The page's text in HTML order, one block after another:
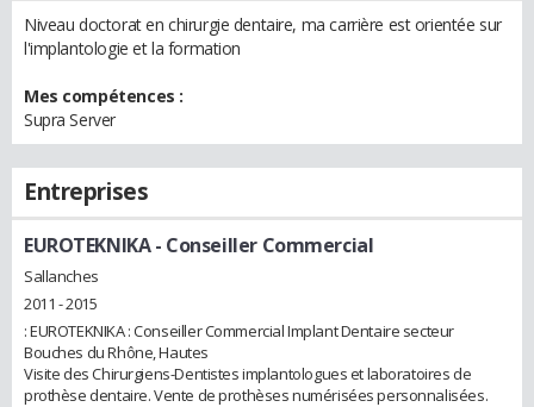
Niveau doctorat en chirurgie dentaire, ma carrière est orientée sur
l'implantologie et la formation
Mes compétences :
Supra Server
Entreprises
EUROTEKNIKA- Conseiller Commercial
Sallanches
2011 - 2015
: EUROTEKNIKA : Conseiller Commercial Implant Dentaire secteur
Bouches du Rhône, Hautes
Visite des Chirurgiens-Dentistes implantologues et laboratoires de
prothèse dentaire. Vente de prothèses numérisées personnalisées.